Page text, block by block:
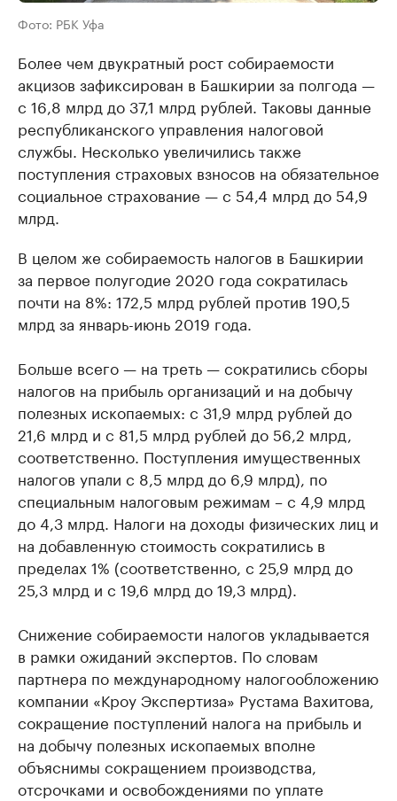
Фото: РБК Уфа
Более чем двукратный рост собираемости
акцизов зафиксирован в Башкирии за полгода —
с 16,8 млрд до 37,1 млрд рублей. Таковы данные
республиканского управления налоговой
службы. Несколько увеличились также
поступления страховых взносов на обязательное
социальное страхование — с 54,4 млрд до 54,9
млрд.
В целом же собираемость налогов в Башкирии
за первое полугодие 2020 года сократилась
почти на 8%: 172,5 млрд рублей против 190,5
млрд за январь-июнь 2019 года.
Больше всего — на треть — сократились сборы
налогов на прибыль организаций и на добычу
полезных ископаемых: с 31,9 млрд рублей до
21,6 млрд и с 81,5 млрд рублей до 56,2 млрд,
соответственно. Поступления имущественных
налогов упали с 8,5 млрд до 6,9 млрд), по
специальным налоговым режимам – с 4,9 млрд
до 4,3 млрд. Налоги на доходы физических лиц и
на добавленную стоимость сократились в
пределах 1% (соответственно, с 25,9 млрд до
25,3 млрд и с 19,6 млрд до 19,3 млрд).
Снижение собираемости налогов укладывается
в рамки ожиданий экспертов. По словам
партнера по международному налогообложению
компании «Кроу Экспертиза» Рустама Вахитова,
сокращение поступлений налога на прибыль и
на добычу полезных ископаемых вполне
объяснимы сокращением производства,
отсрочками и освобождениями по уплате